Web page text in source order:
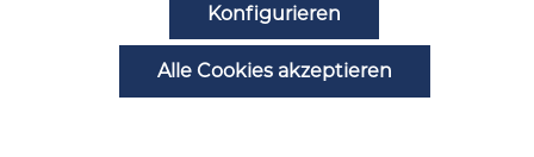
Konfigurieren
Alle Cookies akzeptieren